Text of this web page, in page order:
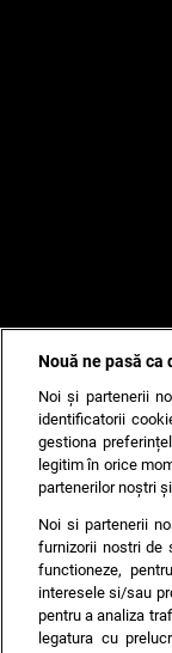
Nouă ne pasă
Noi și partenerii
identificatorii
gestiona
legitim în orice
partenerilor noștri
Noi si partenerii
furnizorii nostri de
functioneze,
interesele si/sau
pentru a analiza
legatura cu